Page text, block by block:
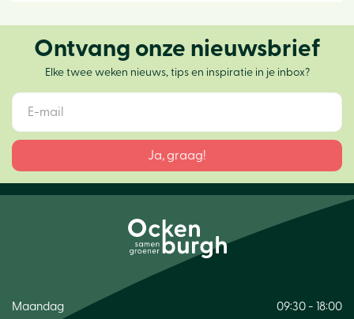
Ontvang onze nieuwsbrief
Elke twee weken nieuws, tips en inspiratie in je inbox?
Maandag
09:30 - 18:00